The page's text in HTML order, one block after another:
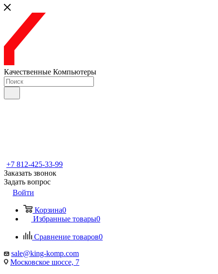
Качественные Компьютеры
+7 812-425-33-99
Заказать звонок
Задать вопрос
Войти
Корзина0
Избранные товары0
Сравнение товаров0
sale@king-komp.com
Московское шоссе, 7